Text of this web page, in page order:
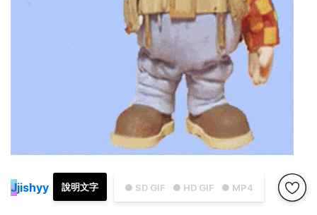
● SD GIF ● HD GIF ● MP4
說明文字
Jjishyy